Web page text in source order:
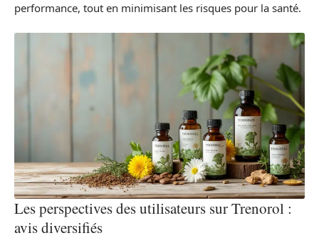
performance, tout en minimisant les risques pour la santé.
Les perspectives des utilisateurs sur Trenorol :
avis diversifiés